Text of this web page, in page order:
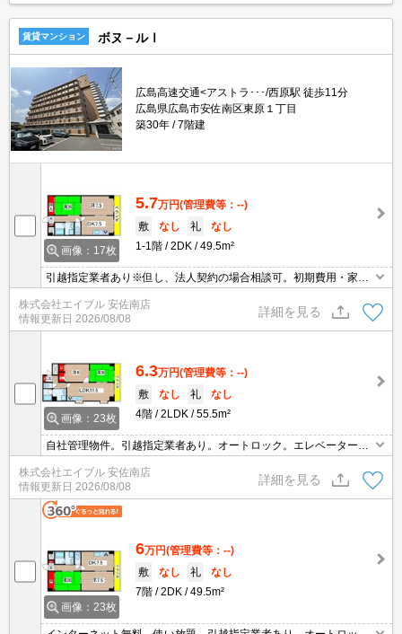
賃貸マンション ボヌ－ルⅠ
広島高速交通<アストラ･･･/西原駅 徒歩11分
広島県広島市安佐南区東原１丁目
築30年
7階建
画像：17枚
5.7万円(管理費等：--)
敷
なし 礼
なし
1-1階
2DK 49.5m²
引越指定業者あり※但し、法人契約の場合相談可。初期費用・家賃
料、使い放題。エレベーターあり。3口ガスコンロ付。フレスタへ3
00m。
株式会社エイブル 安佐南店
情報更新日 2026/08/08
詳細を見る
画像：23枚
6.3万円(管理費等：--)
敷
なし 礼
なし
4階
2LDK 55.5m²
自社管理物件。引越指定業者あり。オートロック。エレベーターあ
付き。フレスタへ300m。セブンイレブンへ350m。病院へ400m。
株式会社エイブル 安佐南店
情報更新日 2026/08/08
詳細を見る
画像：23枚
6万円(管理費等：--)
敷
なし 礼
なし
7階
2DK 49.5m²